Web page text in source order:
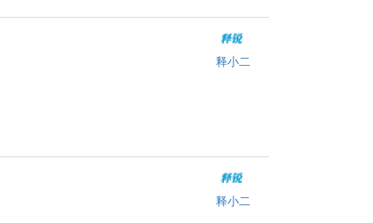
释小二
释小二